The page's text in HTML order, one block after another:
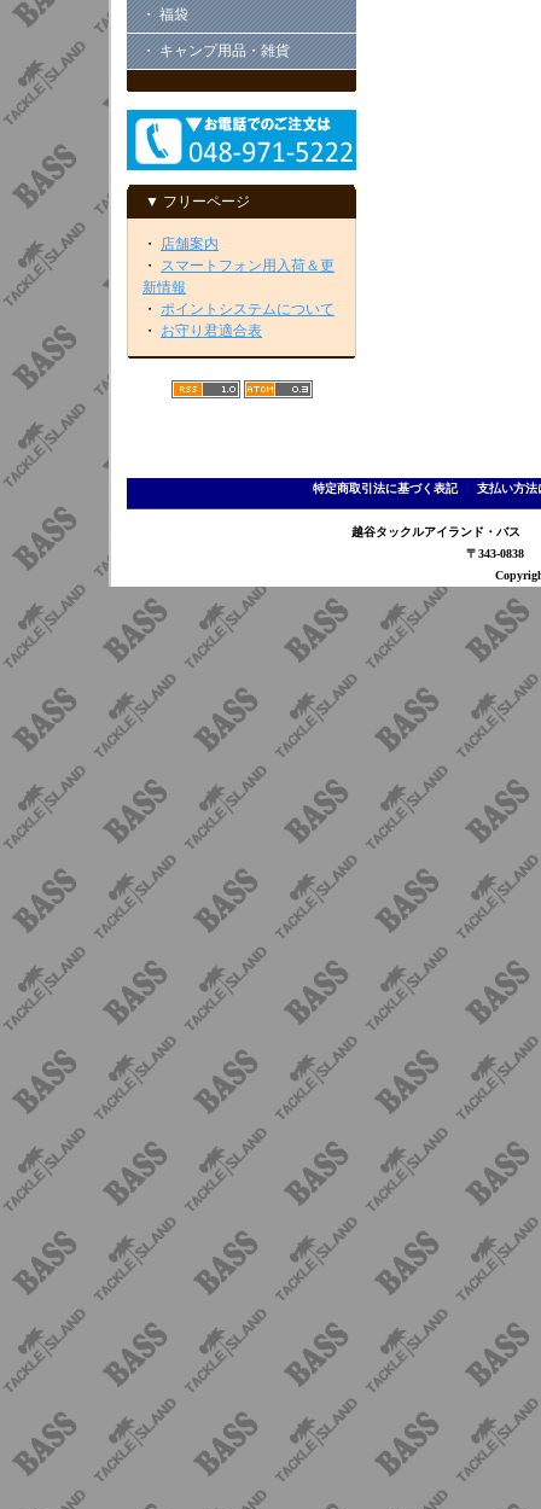
・ 福袋
・ キャンプ用品・雑貨
▼ フリーページ
・ 店舗案内
・ スマートフォン用入荷＆更
新情報
・ ポイントシステムについて
・ お守り君適合表
特定商取引法に基づく表記｜ 支払い方法
越谷タックルアイランド・バ
〒343-0838